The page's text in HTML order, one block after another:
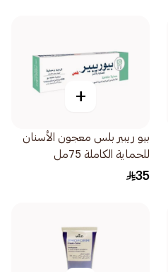
+
بيو ريبير بلس معجون الأسنان
للحماية الكاملة 75مل
35